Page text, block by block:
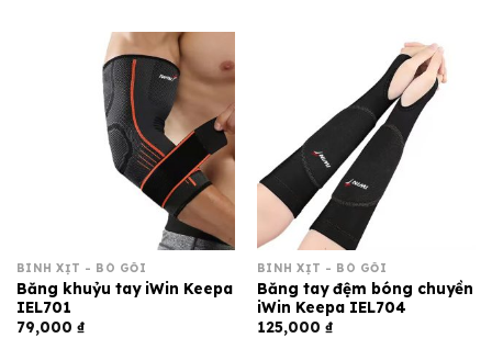
BÌNH XỊT - BÓ GỐI
Băng khuỷu tay iWin Keepa
IEL701
79,000 ₫
BÌNH XỊT - BÓ GỐI
Băng tay đệm bóng chuyền
iWin Keepa IEL704
125,000 ₫